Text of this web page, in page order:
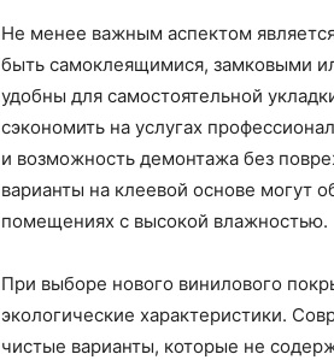
Не менее важным аспектом
быть самоклеящимися, замковыми
удобны для самостоятельной
сэкономить на услугах
и возможность демонтажа без
варианты на клеевой основе могут
помещениях с высокой влажностью.
При выборе нового винилового
экологические характеристики.
чистые варианты, которые не